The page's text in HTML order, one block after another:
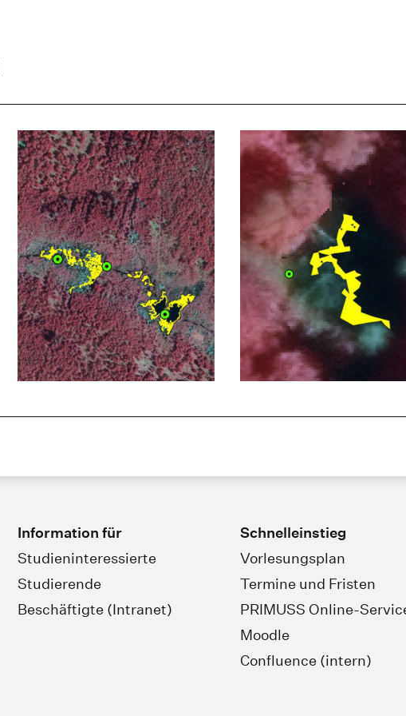
Information für
Studieninteressierte
Studierende
Beschäftigte (Intranet)
Schnelleinstieg
Vorlesungsplan
Termine und Fristen
PRIMUSS Online-
Moodle
Confluence (intern)